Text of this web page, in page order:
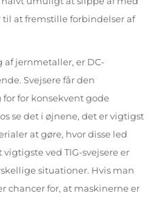
at fremstille forbindelser af
jernmetaller, er DC-
Svejsere får den
for konsekvent gode
se det i øjnene, det er vigtigst
at gøre, hvor disse led
ved TIG-svejsere er
situationer. Hvis man
chancer for, at maskinerne er